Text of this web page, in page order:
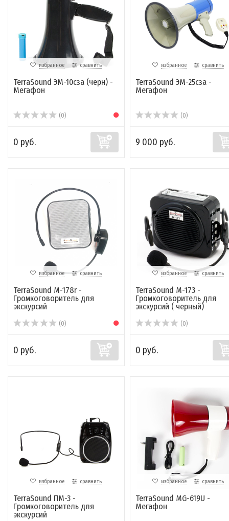
избранное сравнить
TerraSound ЭМ-10сза (черн) -
Мегафон
(0)
0 руб.
избранное сравнить
TerraSound ЭМ-25сза -
Мегафон
(0)
9 000 руб.
избранное сравнить
TerraSound M-178r -
Громкоговоритель для
экскурсий
(0)
0 руб.
избранное сравнить
TerraSound M-173 -
Громкоговоритель для
экскурсий ( черный)
(0)
0 руб.
избранное сравнить
TerraSound ПМ-3 -
Громкоговоритель для
экскурсий
избранное сравнить
TerraSound MG-619U -
Мегафон